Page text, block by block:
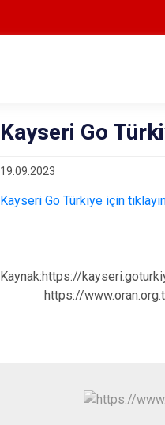
Kayseri Go
19.09.2023
Kayseri Go Türkiye için
Kaynak:https://
https://